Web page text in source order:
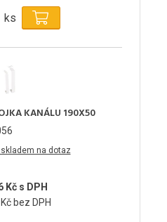
ks
KANÁLU 190X50
na dotaz
Kč s DPH
bez DPH